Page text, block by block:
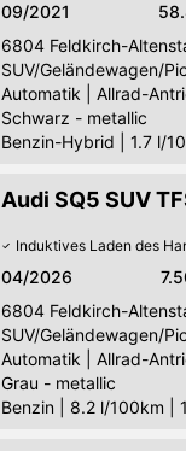
09/2021
6804 Feldkirch-
SUV/Geländewagen/
Automatik
Allrad-
Schwarz - metallic
Benzin-Hybrid
1.7 l/
Audi SQ5 SUV
Induktives Laden des
04/2026
6804 Feldkirch-
SUV/Geländewagen/
Automatik
Allrad-
Grau - metallic
Benzin
8.2 l/100km